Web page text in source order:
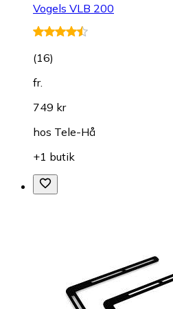
Vogels VLB 200
(16)
fr.
749 kr
hos Tele-Hå
+1 butik